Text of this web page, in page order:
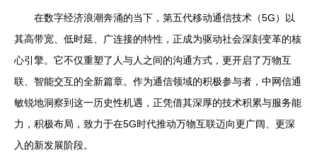
在数字经济浪潮奔涌的当下，第五代移动通信技术（5G）以
其高带宽、低时延、广连接的特性，正成为驱动社会深刻变革的核
心引擎。它不仅重塑了人与人之间的沟通方式，更开启了万物互
联、智能交互的全新篇章。作为通信领域的积极参与者，中网信通
敏锐地洞察到这一历史性机遇，正凭借其深厚的技术积累与服务能
力，积极布局，致力于在5G时代推动万物互联迈向更广阔、更深
入的新发展阶段。